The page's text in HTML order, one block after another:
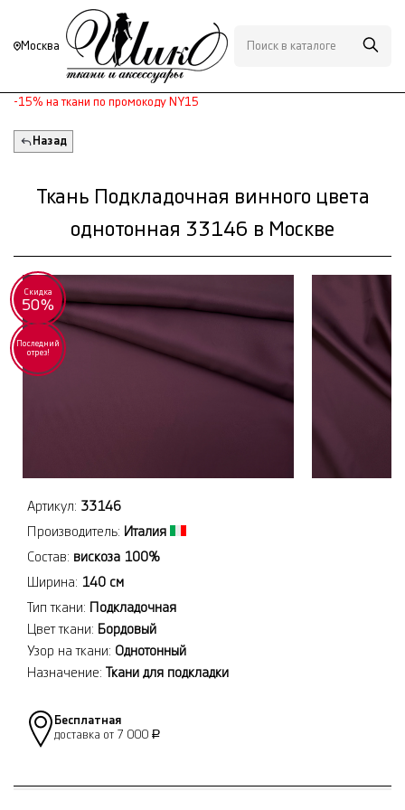
Москва
-15% на ткани по промокоду NY15
Назад
Ткань Подкладочная винного цвета
однотонная 33146 в Москве
Скидка
50%
Последний
отрез!
Артикул: 33146
Производитель: Италия
Состав: вискоза 100%
Ширина: 140 см
Тип ткани: Подкладочная
Цвет ткани: Бордовый
Узор на ткани: Однотонный
Назначение: Ткани для подкладки
Бесплатная
доставка от 7 000 Р